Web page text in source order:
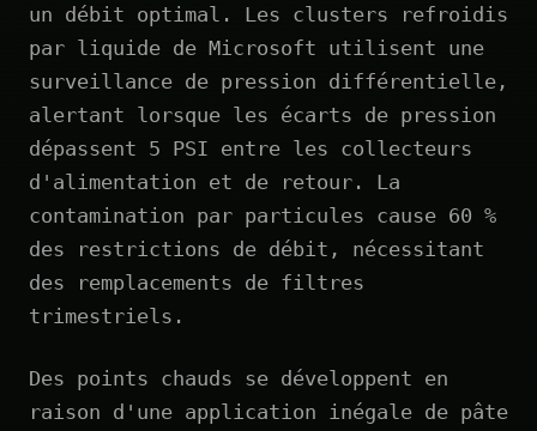
un débit optimal. Les clusters refroidis
par liquide de Microsoft utilisent une
surveillance de pression différentielle,
alertant lorsque les écarts de pression
dépassent 5 PSI entre les collecteurs
d'alimentation et de retour. La
contamination par particules cause 60 %
des restrictions de débit, nécessitant
des remplacements de filtres
trimestriels.
Des points chauds se développent en
raison d'une application inégale de pâte